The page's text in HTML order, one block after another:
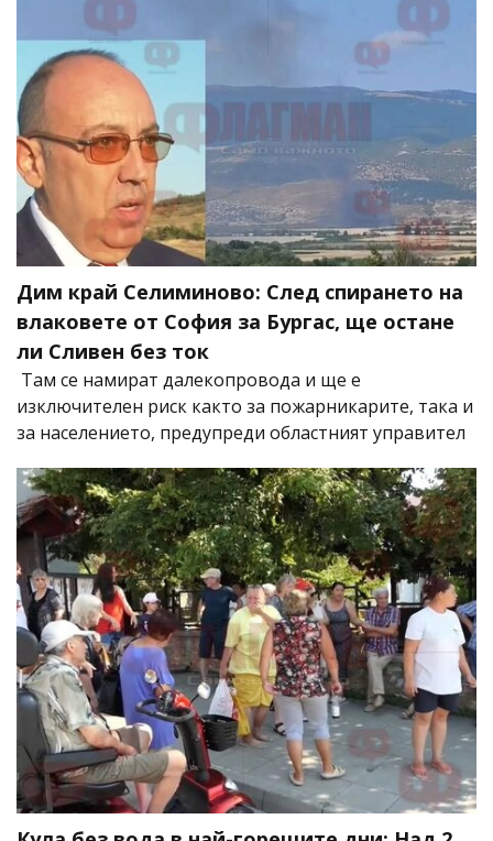
Дим край Селиминово: След спирането на
влаковете от София за Бургас, ще остане
ли Сливен без ток
Там се намират далекопровода и ще е
изключителен риск както за пожарникарите, така и
за населението, предупреди областният управител